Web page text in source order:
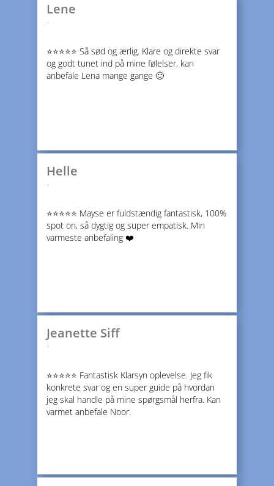
Lene
-
⭐️⭐️⭐️⭐️⭐️ Så sød og ærlig. Klare og direkte svar
og godt tunet ind på mine følelser, kan
anbefale Lena mange gange 🙂
Helle
-
⭐️⭐️⭐️⭐️⭐️ Mayse er fuldstændig fantastisk, 100%
spot on, så dygtig og super empatisk. Min
varmeste anbefaling ❤️
Jeanette Siff
-
⭐️⭐️⭐️⭐️⭐️ Fantastisk Klarsyn oplevelse. Jeg fik
konkrete svar og en super guide på hvordan
jeg skal handle på mine spørgsmål herfra. Kan
varmet anbefale Noor.